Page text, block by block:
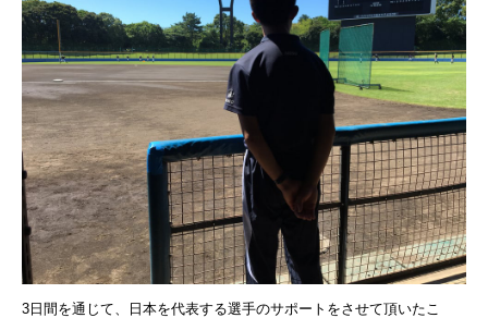
3日間を通じて、日本を代表する選手のサポートをさせて頂いたこ